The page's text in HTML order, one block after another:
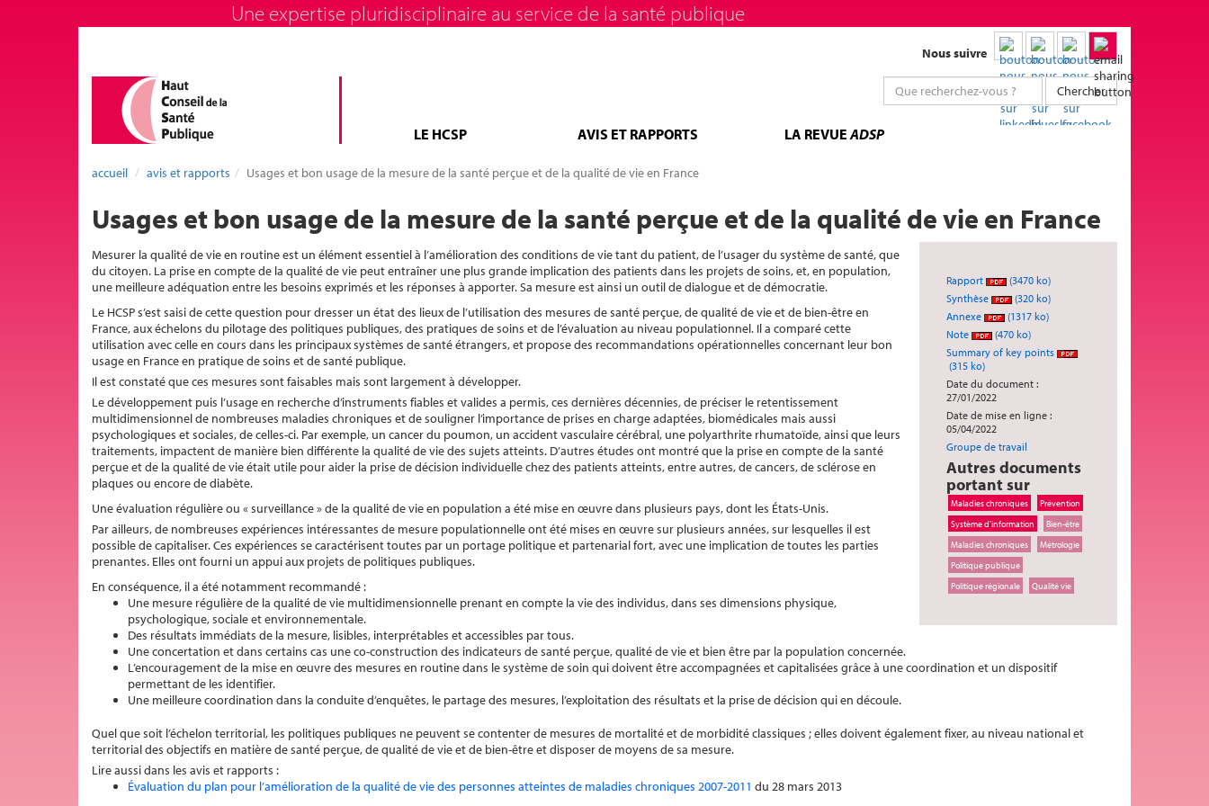
Une expertise pluridisciplinaire au service de la santé publique
Nous suivre
Chercher
LE HCSP AVIS ET RAPPORTS LA REVUEADSP
accueil avis et rapports Usages et bon usage de la mesure de la santé perçue et de la qualité de vie en France
Usages et bon usage de la mesure de la santé perçue et de la qualité de vie en France
Rapport
(3470 ko)
Synthèse
(320 ko)
Annexe
(1317 ko)
Note
(470 ko)
Summary of key points
(315 ko)
Date du document :
27/01/2022
Date de mise en ligne :
05/04/2022
Groupe de travail
Autres documents
portant sur
Maladies chroniques
Prévention
Système d'information
Bien-être
Maladies chroniques
Métrologie
Politique publique
Politique régionale
Qualité vie
Mesurer la qualité de vie en routine est un élément essentiel à l’amélioration des conditions de vie tant du patient, de l’usager du système de santé, que
du citoyen. La prise en compte de la qualité de vie peut entraîner une plus grande implication des patients dans les projets de soins, et, en population,
une meilleure adéquation entre les besoins exprimés et les réponses à apporter. Sa mesure est ainsi un outil de dialogue et de démocratie.
Le HCSP s’est saisi de cette question pour dresser un état des lieux de l’utilisation des mesures de santé perçue, de qualité de vie et de bien-être en
France, aux échelons du pilotage des politiques publiques, des pratiques de soins et de l’évaluation au niveau populationnel. Il a comparé cette
utilisation avec celle en cours dans les principaux systèmes de santé étrangers, et propose des recommandations opérationnelles concernant leur bon
usage en France en pratique de soins et de santé publique.
Il est constaté que ces mesures sont faisables mais sont largement à développer.
Le développement puis l’usage en recherche d’instruments fiables et valides a permis, ces dernières décennies, de préciser le retentissement
multidimensionnel de nombreuses maladies chroniques et de souligner l’importance de prises en charge adaptées, biomédicales mais aussi
psychologiques et sociales, de celles-ci. Par exemple, un cancer du poumon, un accident vasculaire cérébral, une polyarthrite rhumatoïde, ainsi que leurs
traitements, impactent de manière bien différente la qualité de vie des sujets atteints. D’autres études ont montré que la prise en compte de la santé
perçue et de la qualité de vie était utile pour aider la prise de décision individuelle chez des patients atteints, entre autres, de cancers, de sclérose en
plaques ou encore de diabète.
Une évaluation régulière ou « surveillance » de la qualité de vie en population a été mise en œuvre dans plusieurs pays, dont les États-Unis.
Par ailleurs, de nombreuses expériences intéressantes de mesure populationnelle ont été mises en œuvre sur plusieurs années, sur lesquelles il est
possible de capitaliser. Ces expériences se caractérisent toutes par un portage politique et partenarial fort, avec une implication de toutes les parties
prenantes. Elles ont fourni un appui aux projets de politiques publiques.
En conséquence, il a été notamment recommandé :
Une mesure régulière de la qualité de vie multidimensionnelle prenant en compte la vie des individus, dans ses dimensions physique,
psychologique, sociale et environnementale.
Des résultats immédiats de la mesure, lisibles, interprétables et accessibles par tous.
Une concertation et dans certains cas une co-construction des indicateurs de santé perçue, qualité de vie et bien être par la population concernée.
L’encouragement de la mise en œuvre des mesures en routine dans le système de soin qui doivent être accompagnées et capitalisées grâce à une coordination et un dispositif
permettant de les identifier.
Une meilleure coordination dans la conduite d’enquêtes, le partage des mesures, l’exploitation des résultats et la prise de décision qui en découle.
Quel que soit l’échelon territorial, les politiques publiques ne peuvent se contenter de mesures de mortalité et de morbidité classiques ; elles doivent également fixer, au niveau national et
territorial des objectifs en matière de santé perçue, de qualité de vie et de bien-être et disposer de moyens de sa mesure.
Lire aussi dans les avis et rapports :
Évaluation du plan pour l’amélioration de la qualité de vie des personnes atteintes de maladies chroniques 2007-2011 du 28 mars 2013